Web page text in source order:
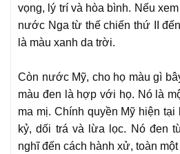
vọng, lý trí và hòa bình. Nếu
nước Nga từ thế chiến thứ II
là màu xanh da trời.
Còn nước Mỹ, cho họ màu gì
màu đen là hợp với họ. Nó là
ma mị. Chính quyền Mỹ hiện
kỷ, dối trá và lừa lọc. Nó đen
nghĩ đến cách hành xử, toàn một